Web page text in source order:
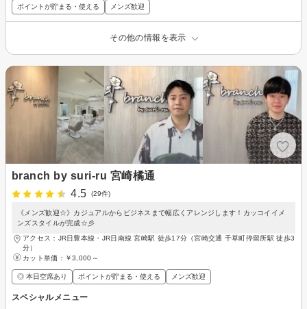
ポイントが貯まる・使える メンズ歓迎
その他の情報を表示
branch by suri-ru 宮崎橘通
4.5
(29件)
《メンズ歓迎☆》カジュアルからビジネスまで幅広くアレンジします！カッコイイメ
ンズスタイルが完成☆彡
アクセス：JR日豊本線・JR日南線 宮崎駅 徒歩17分（宮崎交通 千草町停留所駅 徒歩3
分）
カット単価： ￥3,000～
◎ 本日空席あり ポイントが貯まる・使える メンズ歓迎
スペシャルメニュー